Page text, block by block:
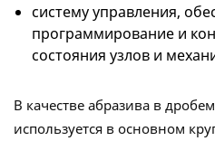
систему управления,
программирование и
состояния узлов и
В качестве абразива в
используется в основном